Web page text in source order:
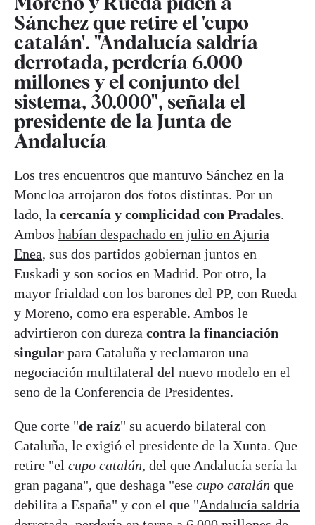
Sánchez que retire el 'cupo
catalán'. "Andalucía saldría
derrotada, perdería 6.000
millones y el conjunto del
sistema, 30.000", señala el
presidente de la Junta de
Andalucía
Los tres encuentros que mantuvo Sánchez en la
Moncloa arrojaron dos fotos distintas. Por un
lado, la cercanía y complicidad con Pradales.
Ambos habían despachado en julio en Ajuria
Enea, sus dos partidos gobiernan juntos en
Euskadi y son socios en Madrid. Por otro, la
mayor frialdad con los barones del PP, con Rueda
y Moreno, como era esperable. Ambos le
advirtieron con dureza contra la financiación
singular para Cataluña y reclamaron una
negociación multilateral del nuevo modelo en el
seno de la Conferencia de Presidentes.
Que corte "de raíz" su acuerdo bilateral con
Cataluña, le exigió el presidente de la Xunta. Que
retire "el cupo catalán, del que Andalucía sería la
gran pagana", que deshaga "ese cupo catalán que
debilita a España" y con el que "Andalucía saldría